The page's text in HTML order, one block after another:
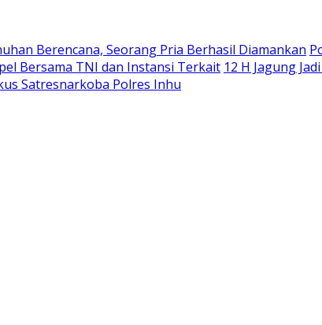
Berencana, Seorang Pria Berhasil Diamankan
Bersama TNI dan Instansi Terkait 12 H Jagung
Satresnarkoba Polres Inhu